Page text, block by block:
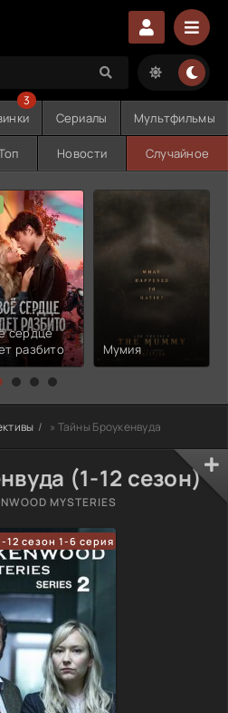
3
Сериалы Мультфильмы
Новости Случайное
сердце
разбито
Мумия
» Тайны Броукенвуда
(1-12 сезон)
MYSTERIES
12 сезон 1-6 серия